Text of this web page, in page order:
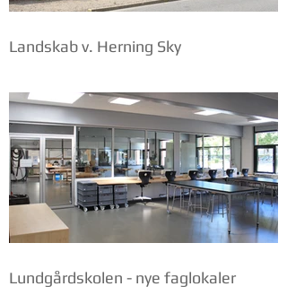
Landskab v. Herning Sky
Lundgårdskolen - nye faglokaler